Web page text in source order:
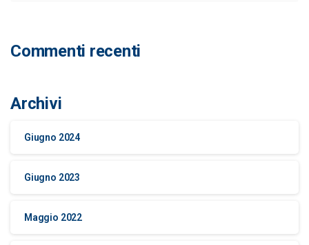
Commenti recenti
Archivi
Giugno 2024
Giugno 2023
Maggio 2022